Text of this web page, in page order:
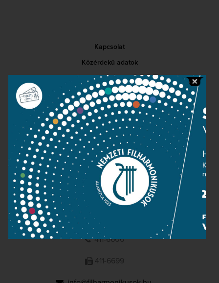
Kapcsolat
Közérdekű adatok
Sajtószoba
Adatvédelem
Impresszum
NEMZETI
FILHARMONIKUSOK
1095 Budapest, Komor Marcell u. 1. (Müpa)
411-6600
411-6699